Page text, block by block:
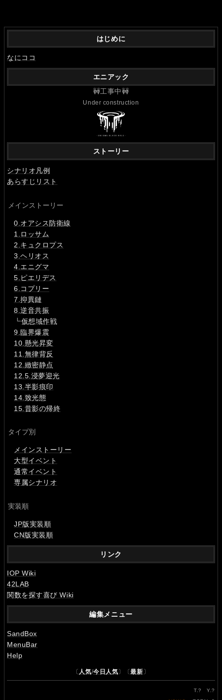
はじめに
なにココ
エニアック
🚧工事中🚧
Under construction
ストーリー
シナリオ凡例
あらすじリスト
メインストーリー
0.オアシス防衛線
1.ロッサム
2.キュクロプス
3.ヘリオス
4.エニグマ
5.ピエリデス
6.コプリー
7.抑異鏈
8.逆音共振
┗仮想域作戦
9.臨界爆震
10.懸光昇変
11.無律背反
12.緻密静点
12.5.浸夢迎光
13.半影痕印
14.致光態
15.昔影の帰終
タイプ別
メインストーリー
大型イベント
通常イベント
専属シナリオ
実装順
JP版実装順
CN版実装順
リンク
IOP Wiki
42LAB
関数を探す喜び Wiki
編集メニュー
SandBox
MenuBar
Help
〔 人気/今日人気〕〔最新〕
T.? Y.?